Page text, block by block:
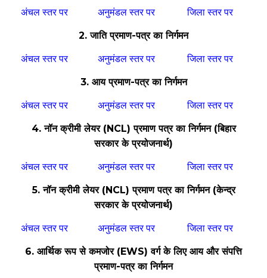
अंचल स्तर पर अनुमंडल स्तर पर जिला स्तर पर
2. जाति प्रमाण-पत्र का निर्गमन
अंचल स्तर पर अनुमंडल स्तर पर जिला स्तर पर
3. आय प्रमाण-पत्र का निर्गमन
अंचल स्तर पर अनुमंडल स्तर पर जिला स्तर पर
4. नॉन क्रीमी लेयर (NCL) प्रमाण पत्र का निर्गमन (बिहार
सरकार के प्रयोजनार्थ)
अंचल स्तर पर अनुमंडल स्तर पर जिला स्तर पर
5. नॉन क्रीमी लेयर (NCL) प्रमाण पत्र का निर्गमन (केन्द्र
सरकार के प्रयोजनार्थ)
अंचल स्तर पर अनुमंडल स्तर पर जिला स्तर पर
6. आर्थिक रूप से कमजोर (EWS) वर्ग के लिए आय और संपत्ति
प्रमाण-पत्र का निर्गमन